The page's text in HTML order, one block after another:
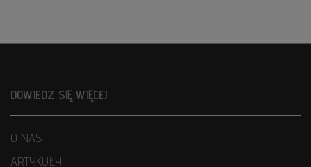
DOWIEDZ SIĘ WIĘCEJ
O NAS
ARTYKUŁY